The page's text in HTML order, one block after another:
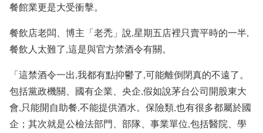
餐館業更是大受衝擊。
餐飲店老闆、博主「老禿」說,星期五店裡只賣平時的一半,
餐飲人太難了,這是與官方禁酒令有關。
「這禁酒令一出,我都有點抑鬱了,可能離倒閉真的不遠了。
包括黨政機關、國有企業、央企,假如說茅台公司開股東大
會,只能開自助餐,不能提供酒水。保險類,也有很多都屬於國
企；其次就是公檢法部門、部隊、事業單位,包括醫院、學